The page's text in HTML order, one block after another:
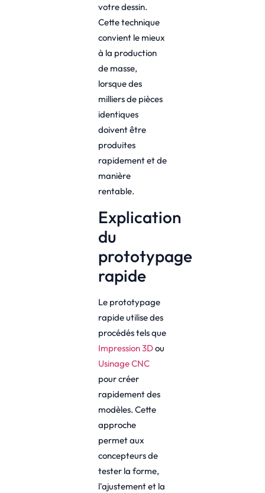
votre dessin.
Cette technique
convient le mieux
à la production
de masse,
lorsque des
milliers de pièces
identiques
doivent être
produites
rapidement et de
manière
rentable.
Explication
du
prototypage
rapide
Le prototypage
rapide utilise des
procédés tels que
Impression 3Dou
Usinage CNC
pour créer
rapidement des
modèles. Cette
approche
permet aux
concepteurs de
tester la forme,
l'ajustement et la